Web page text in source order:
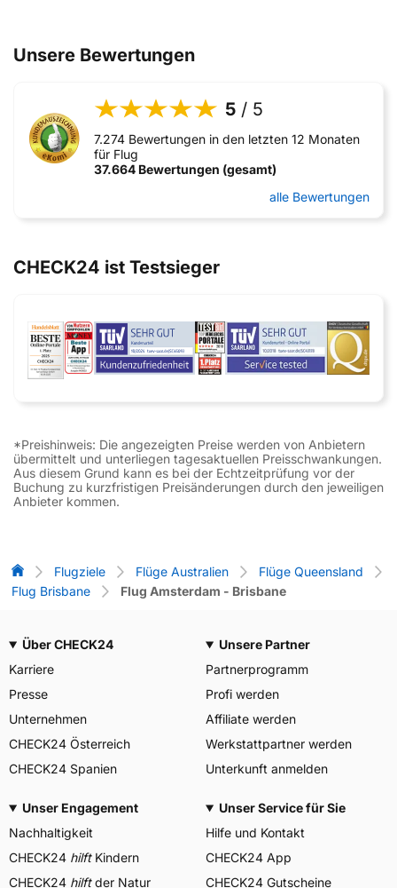
Unsere Bewertungen
5 / 5
7.274 Bewertungen in den letzten 12 Monaten
für Flug
37.664 Bewertungen (gesamt)
alle Bewertungen
CHECK24 ist Testsieger
*Preishinweis: Die angezeigten Preise werden von Anbietern
übermittelt und unterliegen tagesaktuellen Preisschwankungen.
Aus diesem Grund kann es bei der Echtzeitprüfung vor der
Buchung zu kurzfristigen Preisänderungen durch den jeweiligen
Anbieter kommen.
Flug-Vergleich
Flugziele Flüge Australien
Flüge Queensland
Flug Brisbane
Flug Amsterdam - Brisbane
Über CHECK24
Karriere
Presse
Unternehmen
CHECK24 Österreich
CHECK24 Spanien
Unsere Partner
Partnerprogramm
Profi werden
Affiliate werden
Werkstattpartner werden
Unterkunft anmelden
Unser Engagement
Nachhaltigkeit
CHECK24 hilftKindern
CHECK24 hilftder Natur
Unser Service für Sie
Hilfe und Kontakt
CHECK24 App
CHECK24 Gutscheine